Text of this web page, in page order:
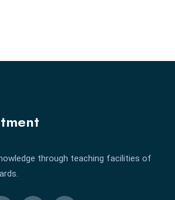
through teaching facilities of